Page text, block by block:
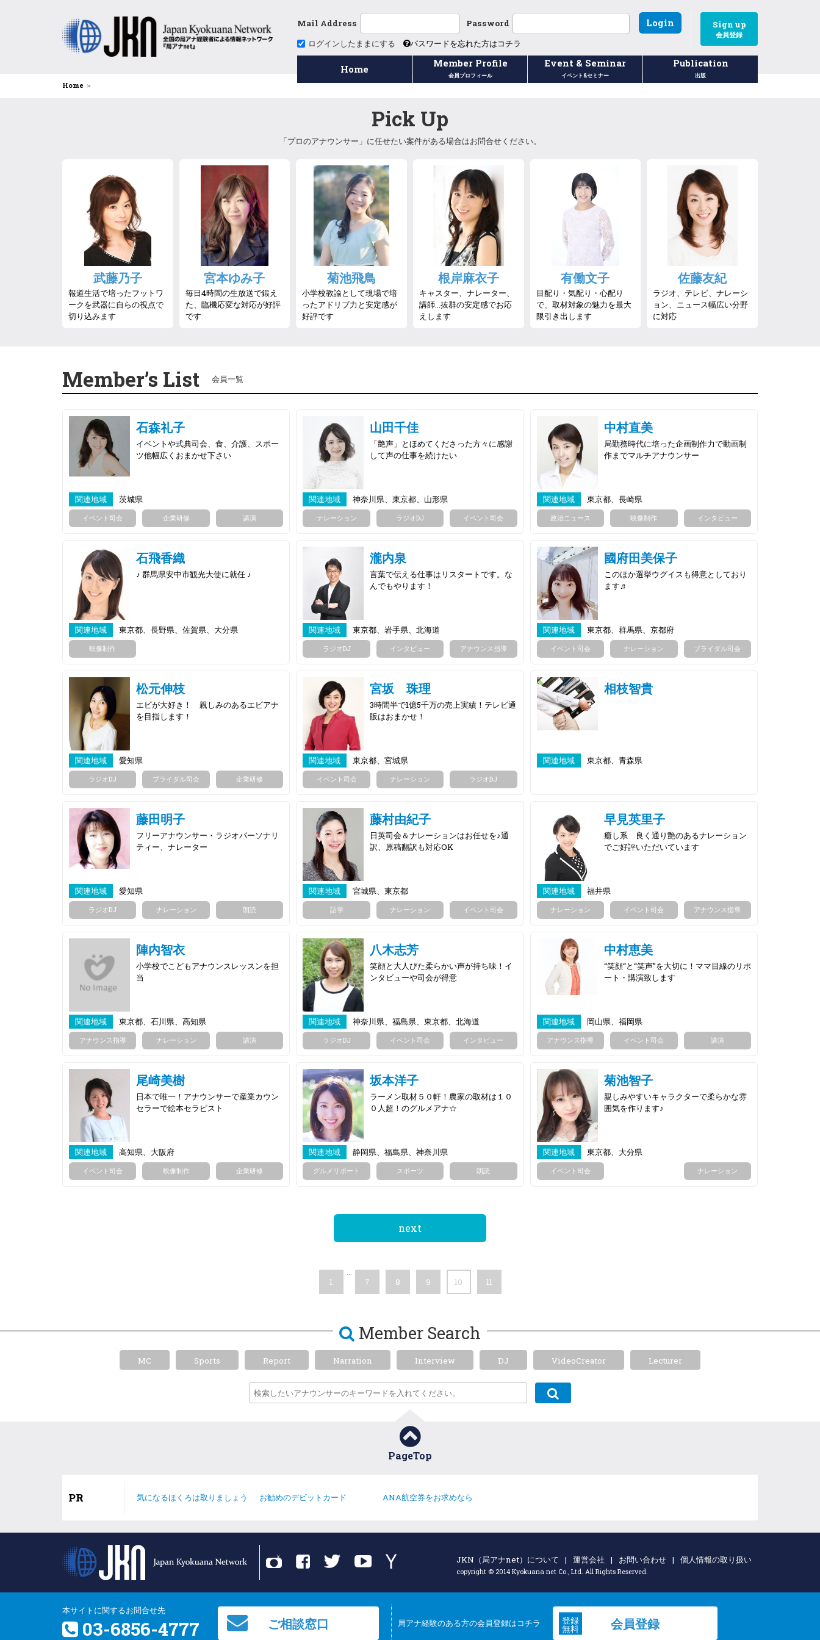
Mail Address Password Login Sign up
会員登録
ログインしたままにする パスワードを忘れた方はコチラ
Home
Member Profile
会員プロフィール
Event & Seminar
イベント&セミナー
Publication
出版
Home ＞
Pick Up
「プロのアナウンサー」に任せたい案件がある場合はお問合せください。
武藤乃子
報道生活で培ったフットワ
ークを武器に自らの視点で
切り込みます
宮本ゆみ子
毎日4時間の生放送で鍛え
た、臨機応変な対応が好評
です
菊池飛鳥
小学校教諭として現場で培
ったアドリブ力と安定感が
好評です
根岸麻衣子
キャスター、ナレーター、
講師…抜群の安定感でお応
えします
有働文子
目配り・気配り・心配り
で、取材対象の魅力を最大
限引き出します
佐藤友紀
ラジオ、テレビ、ナレーシ
ョン、ニュース幅広い分野
に対応
Member’s List 会員一覧
石森礼子
イベントや式典司会、食、介護、スポー
ツ他幅広くおまかせ下さい
関連地域 茨城県
イベント司会 企業研修 講演
山田千佳
「艶声」とほめてくださった方々に感謝
して声の仕事を続けたい
関連地域 神奈川県、東京都、山形県
ナレーション ラジオDJ イベント司会
中村直美
局勤務時代に培った企画制作力で動画制
作までマルチアナウンサー
関連地域 東京都、長崎県
政治ニュース 映像制作 インタビュー
石飛香織
♪ 群馬県安中市観光大使に就任 ♪
関連地域 東京都、長野県、佐賀県、大分県
映像制作
瀧内泉
言葉で伝える仕事はリスタートです。な
んでもやります！
関連地域 東京都、岩手県、北海道
ラジオDJ インタビュー アナウンス指導
國府田美保子
このほか選挙ウグイスも得意としており
ます♬
関連地域 東京都、群馬県、京都府
イベント司会 ナレーション ブライダル司会
松元伸枝
エビが大好き！ 親しみのあるエビアナ
を目指します！
関連地域 愛知県
ラジオDJ ブライダル司会 企業研修
宮坂 珠理
3時間半で1億5千万の売上実績！テレビ通
販はおまかせ！
関連地域 東京都、宮城県
イベント司会 ナレーション ラジオDJ
相枝智貴
関連地域 東京都、青森県
藤田明子
フリーアナウンサー・ラジオパーソナリ
ティー、ナレーター
関連地域 愛知県
ラジオDJ ナレーション 朗読
藤村由紀子
日英司会＆ナレーションはお任せを♪通
訳、原稿翻訳も対応OK
関連地域 宮城県、東京都
語学 ナレーション イベント司会
早見英里子
癒し系 良く通り艶のあるナレーション
でご好評いただいています
関連地域 福井県
ナレーション イベント司会 アナウンス指導
陣内智衣
小学校でこどもアナウンスレッスンを担
当
関連地域 東京都、石川県、高知県
アナウンス指導 ナレーション 講演
八木志芳
笑顔と大人びた柔らかい声が持ち味！イ
ンタビューや司会が得意
関連地域 神奈川県、福島県、東京都、北海道
ラジオDJ イベント司会 インタビュー
中村恵美
“笑顔“と“笑声”を大切に！ママ目線のリポ
ート・講演致します
関連地域 岡山県、福岡県
アナウンス指導 イベント司会 講演
尾崎美樹
日本で唯一！アナウンサーで産業カウン
セラーで絵本セラピスト
関連地域 高知県、大阪府
イベント司会 映像制作 企業研修
坂本洋子
ラーメン取材５０軒！農家の取材は１０
０人超！のグルメアナ☆
関連地域 静岡県、福島県、神奈川県
グルメリポート スポーツ 朗読
菊池智子
親しみやすいキャラクターで柔らかな雰
囲気を作ります♪
関連地域 東京都、大分県
イベント司会 ナレーション
next
1
…
7
8 9 10 11
本サイトに関するお問合せ先
03-6856-4777 ご相談窓口 局アナ経験のある方の会員登録はコチラ 登録
無料 会員登録
Member Search
MC Sports Report Narration Interview DJ VideoCreator Lecturer
PageTop
PR 気になるほくろは取りましょう お勧めのデビットカード ANA航空券をお求めなら
JKN（局アナnet）について | 運営会社 | お問い合わせ | 個人情報の取り扱い
copyright © 2014 Kyokuana net Co., Ltd. All Rights Reserved.